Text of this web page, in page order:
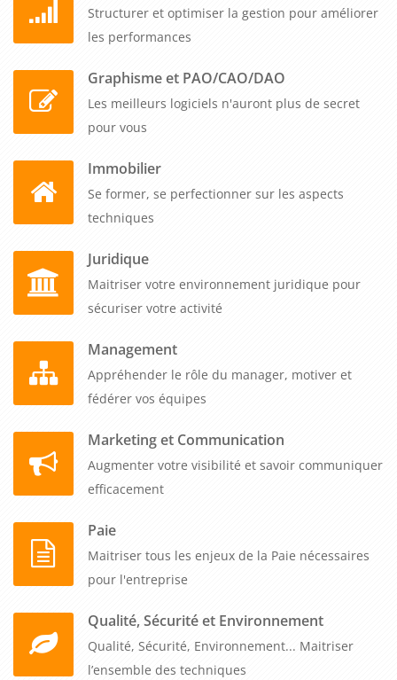
Structurer et optimiser la gestion pour améliorer
les performances
Graphisme et PAO/CAO/DAO
Les meilleurs logiciels n'auront plus de secret
pour vous
Immobilier
Se former, se perfectionner sur les aspects
techniques
Juridique
Maitriser votre environnement juridique pour
sécuriser votre activité
Management
Appréhender le rôle du manager, motiver et
fédérer vos équipes
Marketing et Communication
Augmenter votre visibilité et savoir communiquer
efficacement
Paie
Maitriser tous les enjeux de la Paie nécessaires
pour l'entreprise
Qualité, Sécurité et Environnement
Qualité, Sécurité, Environnement... Maitriser
l’ensemble des techniques